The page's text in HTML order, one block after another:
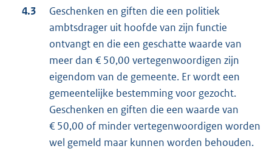
4.3
Geschenken en giften die een politiek
ambtsdrager uit hoofde van zijn functie
ontvangt en die een geschatte waarde van
meer dan € 50,00 vertegenwoordigen zijn
eigendom van de gemeente. Er wordt een
gemeentelijke bestemming voor gezocht.
Geschenken en giften die een waarde van
€ 50,00 of minder vertegenwoordigen worden
wel gemeld maar kunnen worden behouden.